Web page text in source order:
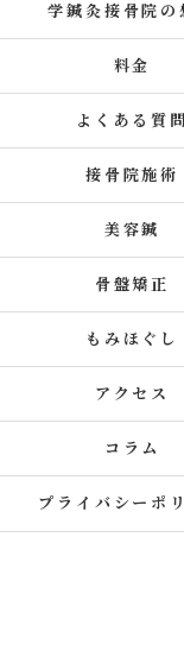
学鍼灸接骨院の
料金
よくある質問
接骨院施術
美容鍼
骨盤矯正
もみほぐし
アクセス
コラム
プライバシーポ